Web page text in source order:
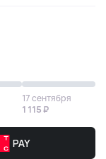
17 сентября
1 115 ₽